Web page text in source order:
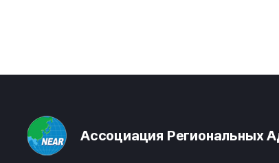
Ассоциация Региональных